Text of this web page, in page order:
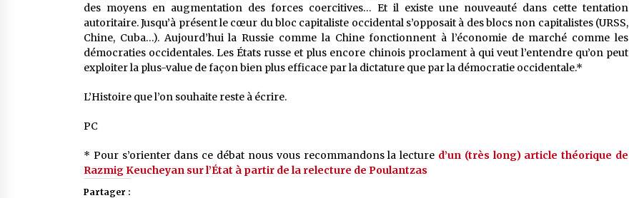
des moyens en augmentation des forces coercitives… Et il existe une nouveauté dans cette tentation
autoritaire. Jusqu’à présent le cœur du bloc capitaliste occidental s’opposait à des blocs non capitalistes (URSS,
Chine, Cuba…). Aujourd’hui la Russie comme la Chine fonctionnent à l’économie de marché comme les
démocraties occidentales. Les États russe et plus encore chinois proclament à qui veut l’entendre qu’on peut
exploiter la plus-value de façon bien plus efficace par la dictature que par la démocratie occidentale.*
L’Histoire que l’on souhaite reste à écrire.
PC
* Pour s’orienter dans ce débat nous vous recommandons la lecture d’un (très long) article théorique de
Razmig Keucheyan sur l’État à partir de la relecture de Poulantzas
Partager :